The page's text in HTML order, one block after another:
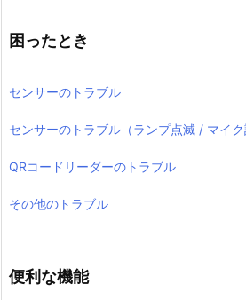
困ったとき
センサーのトラブル
センサーのトラブル（ランプ点滅 / マイ
QRコードリーダーのトラブル
その他のトラブル
便利な機能